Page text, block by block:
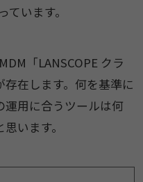
います。
「LANSCOPE クラ
在します。何を基準に
用に合うツールは何
います。